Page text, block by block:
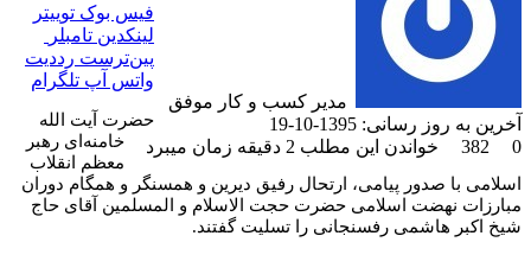
مدیر کسب و کار موفق
آخرین به روز رسانی: 1395-10-19
0
خواندن این مطلب 2 دقیقه زمان میبرد
فیس بوک توییتر
لینکدین ‫تامبلر
پین‌ترست ‫رددیت
واتس آپ تلگرام
حضرت آیت الله
خامنه‌ای رهبر
معظم انقلاب
اسلامی با صدور پیامی، ارتحال رفیق دیرین و همسنگر و همگام دوران
مبارزات نهضت اسلامی حضرت حجت الاسلام و المسلمین آقای حاج
شیخ اکبر هاشمی رفسنجانی را تسلیت گفتند.